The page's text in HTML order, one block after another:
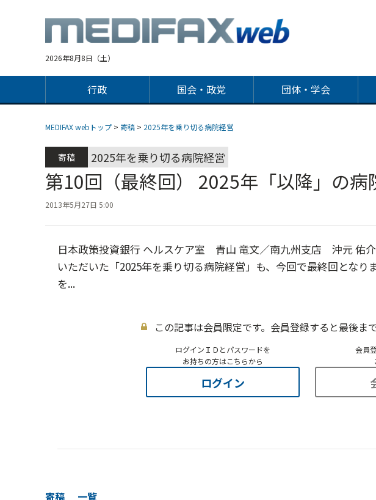
2026年8月8日（土）
行政 国会・政党 団体・学会
MEDIFAX webトップ > 寄稿 > 2025年を乗り切る病院経営
寄稿 2025年を乗り切る病院経営
第10回（最終回） 2025年「以降」の病
2013年5月27日 5:00
日本政策投資銀行 ヘルスケア室 青山 竜文／南九州支店 沖元 佑
いただいた「2025年を乗り切る病院経営」も、今回で最終回となり
を...
この記事は会員限定です。会員登録すると最後ま
ログインＩＤとパスワードを
お持ちの方はこちらから
ログイン
会員
寄稿 一覧